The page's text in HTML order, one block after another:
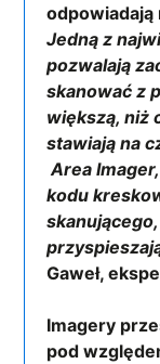
odpowiadają
Jedną z
pozwalają
skanować z
większą, niż
stawiają na
Area
kodu
Gaweł,
Imagery
pod